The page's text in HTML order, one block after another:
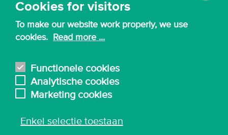
Cookies for visitors
To make our website work properly, we use
cookies. Read more ...
Functionele cookies
Analytische cookies
Marketing cookies
Enkel selectie toestaan
Webmail
Canvas
Bibliotheek
English